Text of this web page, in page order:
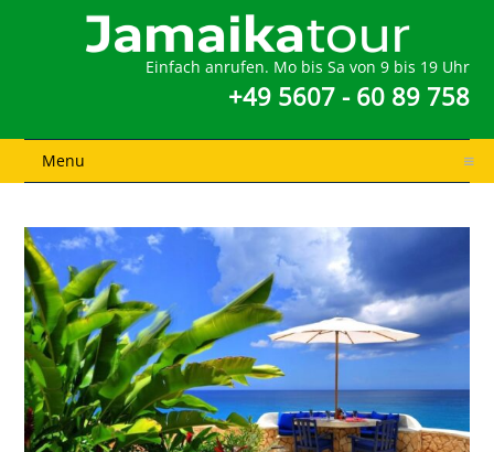
Einfach anrufen. Mo bis Sa von 9 bis 19 Uhr
+49 5607 - 60 89 758
Menu